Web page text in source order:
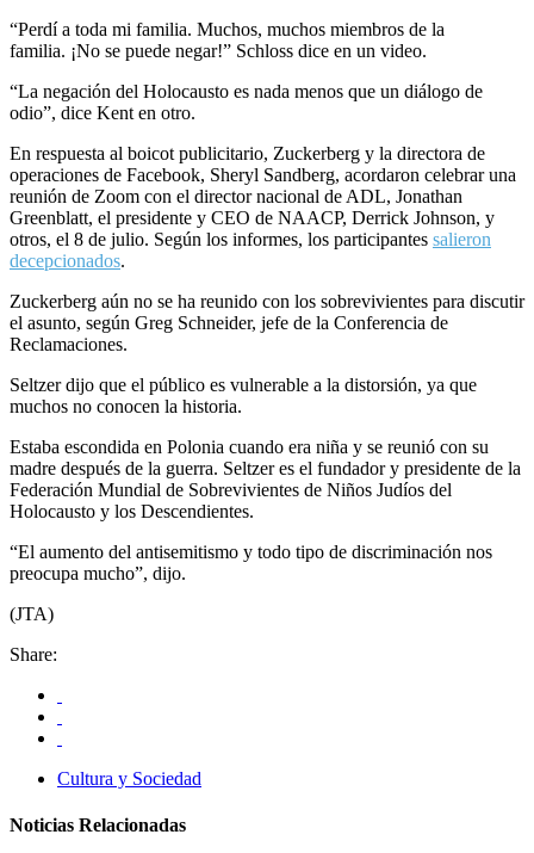
“Perdí a toda mi familia. Muchos, muchos miembros de la
familia. ¡No se puede negar!” Schloss dice en un video.
“La negación del Holocausto es nada menos que un diálogo de
odio”, dice Kent en otro.
En respuesta al boicot publicitario, Zuckerberg y la directora de
operaciones de Facebook, Sheryl Sandberg, acordaron celebrar una
reunión de Zoom con el director nacional de ADL, Jonathan
Greenblatt, el presidente y CEO de NAACP, Derrick Johnson, y
otros, el 8 de julio. Según los informes, los participantes salieron
decepcionados.
Zuckerberg aún no se ha reunido con los sobrevivientes para discutir
el asunto, según Greg Schneider, jefe de la Conferencia de
Reclamaciones.
Seltzer dijo que el público es vulnerable a la distorsión, ya que
muchos no conocen la historia.
Estaba escondida en Polonia cuando era niña y se reunió con su
madre después de la guerra. Seltzer es el fundador y presidente de la
Federación Mundial de Sobrevivientes de Niños Judíos del
Holocausto y los Descendientes.
“El aumento del antisemitismo y todo tipo de discriminación nos
preocupa mucho”, dijo.
(JTA)
Share:
Cultura y Sociedad
Noticias Relacionadas